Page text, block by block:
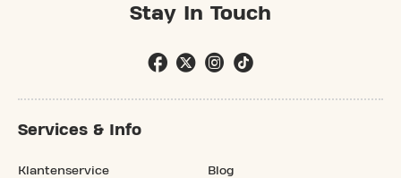
Stay In Touch
Services & Info
Klantenservice Blog